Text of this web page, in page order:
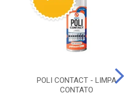
POLI CONTACT - LIMPA
CONTATO